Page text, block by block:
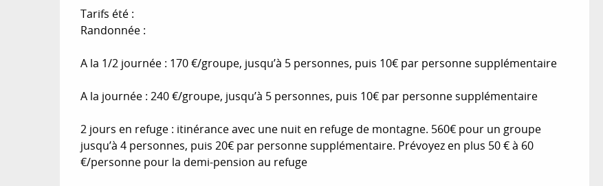
Tarifs été :
Randonnée :
A la 1/2 journée : 170 €/groupe, jusqu’à 5 personnes, puis 10€ par personne supplémentaire
A la journée : 240 €/groupe, jusqu’à 5 personnes, puis 10€ par personne supplémentaire
2 jours en refuge : itinérance avec une nuit en refuge de montagne. 560€ pour un groupe
jusqu’à 4 personnes, puis 20€ par personne supplémentaire. Prévoyez en plus 50 € à 60
€/personne pour la demi-pension au refuge